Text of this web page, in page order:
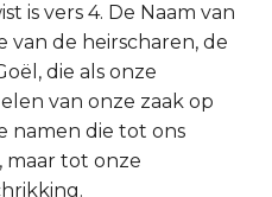
is vers 4. De Naam van
van de heirscharen, de
die als onze
van onze zaak op
namen die tot ons
maar tot onze